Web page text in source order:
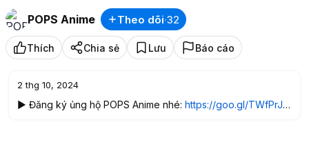
khắc thú vị One Piece
POPS Anime
Theo dõi·32
Thích Chia sẻ Lưu Báo cáo
2 thg 10, 2024
▶️ Đăng ký ủng hộ POPS Anime nhé: https://goo.gl/TWfPrJ\n